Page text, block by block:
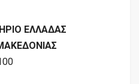
ΕΛΛΑΔΑΣ